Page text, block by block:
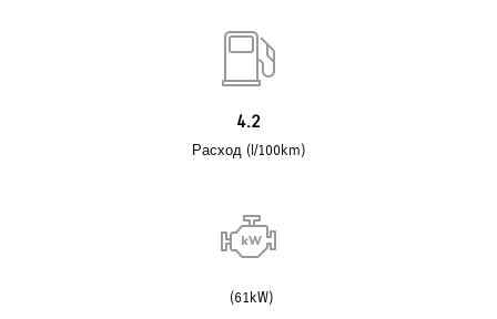
4.2
Расход (l/100km)
(61kW)